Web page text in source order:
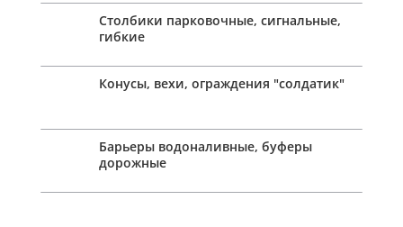
Столбики парковочные, сигнальные,
гибкие
Конусы, вехи, ограждения "солдатик"
Барьеры водоналивные, буферы
дорожные